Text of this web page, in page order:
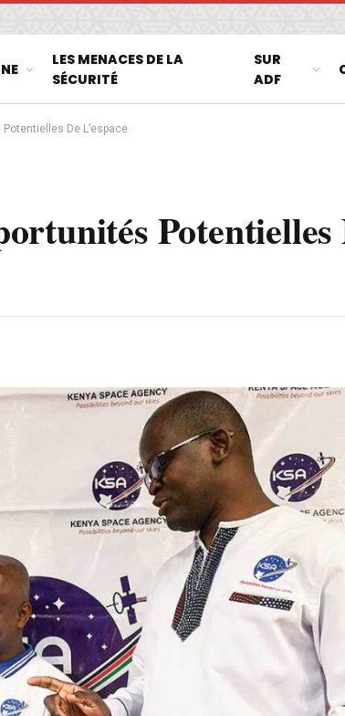
LES MENACES DE LA
SÉCURITÉ
SUR
ADF
De L’espace
Potentielles